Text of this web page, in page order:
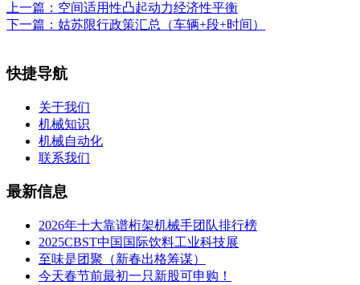
上一篇： 空间适用性凸起动力经济性平衡
下一篇： 姑苏限行政策汇总（车辆+段+时间）
快捷导航
关于我们
机械知识
机械自动化
联系我们
最新信息
2026年十大靠谱桁架机械手团队排行榜
2025CBST中国国际饮料工业科技展
至味是团聚（新春出格筹谋）
今天春节前最初一只新股可申购！